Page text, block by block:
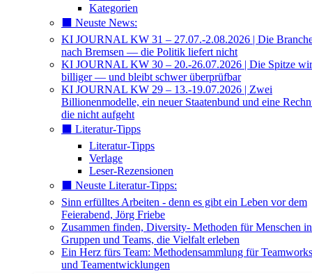
Kategorien
⬛️ Neuste News:
KI JOURNAL KW 31 – 27.07.-2.08.2026 | Die
nach Bremsen — die Politik liefert nicht
KI JOURNAL KW 30 – 20.-26.07.2026 | Die Spitze
billiger — und bleibt schwer überprüfbar
KI JOURNAL KW 29 – 13.-19.07.2026 | Zwei
Billionenmodelle, ein neuer Staatenbund und eine
die nicht aufgeht
⬛️ Literatur-Tipps
Literatur-Tipps
Verlage
Leser-Rezensionen
⬛️ Neuste Literatur-Tipps:
Sinn erfülltes Arbeiten - denn es gibt ein Leben vor dem
Feierabend, Jörg Friebe
Zusammen finden, Diversity- Methoden für Menschen in
Gruppen und Teams, die Vielfalt erleben
Ein Herz fürs Team: Methodensammlung für
und Teamentwicklungen